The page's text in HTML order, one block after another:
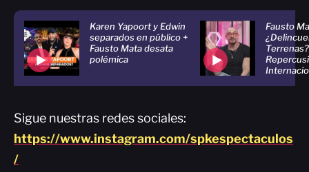
Karen Yapoort y Edwin
separados en público +
Fausto Mata desata
polémica
Fausto
Terrenas?
Sigue nuestras redes sociales:
https://www.instagram.com/spkespectaculos
/